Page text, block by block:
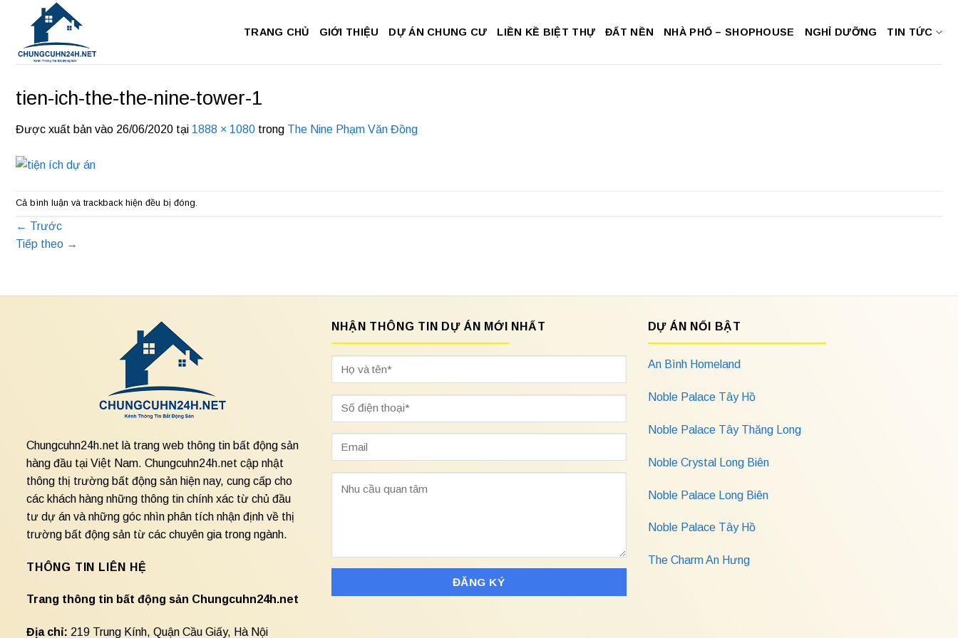
dung
TRANG CHỦ GIỚI THIỆU DỰ ÁN CHUNG CƯ LIỀN KỀ BIỆT THỰ ĐẤT NỀN NHÀ PHỐ – SHOPHOUSE NGHỈ DƯỠNG TIN TỨC
tien-ich-the-the-nine-tower-1
Được xuất bản vào 26/06/2020 tại 1888 × 1080 trong The Nine Phạm Văn Đồng
Cả bình luận và trackback hiện đều bị đóng.
← Trước
Tiếp theo →
Chungcuhn24h.net là trang web thông tin bất động sản
hàng đầu tại Việt Nam. Chungcuhn24h.net cập nhật
thông thị trường bất động sản hiện nay, cung cấp cho
các khách hàng những thông tin chính xác từ chủ đầu
tư dự án và những góc nhìn phân tích nhận định về thị
trường bất động sản từ các chuyên gia trong ngành.
THÔNG TIN LIÊN HỆ
Trang thông tin bất động sản Chungcuhn24h.net
Địa chỉ: 219 Trung Kính, Quận Cầu Giấy, Hà Nội
NHẬN THÔNG TIN DỰ ÁN MỚI NHẤT DỰ ÁN NỔI BẬT
An Bình Homeland
Noble Palace Tây Hồ
Noble Palace Tây Thăng Long
Noble Crystal Long Biên
Noble Palace Long Biên
Noble Palace Tây Hồ
The Charm An Hưng